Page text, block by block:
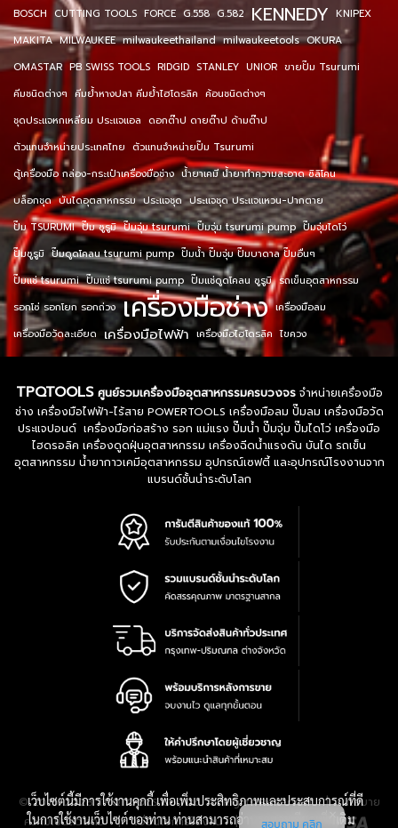
BOSCH CUTTING TOOLS FORCE G.558 G.582 KENNEDY KNIPEX
MAKITA MILWAUKEE milwaukeethailand milwaukeetools OKURA
OMASTAR PB SWISS TOOLS RIDGID STANLEY UNIOR ขายปั๊ม Tsurumi
คีมชนิดต่างๆ คีมย้ำหางปลา คีมย้ำไฮโดรลิค ค้อนชนิดต่างๆ
ชุดประแจหกเหลี่ยม ประแจแอล ดอกต๊าป ดายต๊าป ด้ามต๊าป
ตัวแทนจำหน่ายประเทศไทย ตัวแทนจำหน่ายปั๊ม Tsurumi
ตู้เครื่องมือ กล่อง-กระเป๋าเครื่องมือช่าง น้ำยาเคมี น้ำยาทำความสะอาด ซิลิโคน
บล็อกชุด บันไดอุตสาหกรรม ประแจชุด ประแจชุด ประแจแหวน-ปากตาย
ปั๊ม TSURUMI ปั๊ม ซูรูมิ ปั๊มจุ่ม tsurumi ปั๊มจุ่ม tsurumi pump ปั๊มจุ่มไดโว่
ปั๊มซูรูมิ ปั๊มดูดโคลน tsurumi pump ปั๊มน้ำ ปั๊มจุ่ม ปั๊มบาดาล ปั๊มอื่นๆ
ปั๊มแช่ tsurumi ปั๊มแช่ tsurumi pump ปั๊มแช่ดูดโคลน ซูรูมิ รถเข็นอุตสาหกรรม
รอกโซ่ รอกโยก รอกถ่วง เครื่องมือช่าง เครื่องมือลม
เครื่องมือวัดละเอียด เครื่องมือไฟฟ้า เครื่องมือไฮโดรลิค ไขควง
TPQTOOLS ศูนย์รวมเครื่องมืออุตสาหกรรมครบวงจรจำหน่ายเครื่องมือ
ช่าง เครื่องมือไฟฟ้า-ไร้สาย POWERTOOLS เครื่องมือลม ปั๊มลม เครื่องมือวัด
ประแจปอนด์ เครื่องมือก่อสร้าง รอก แม่แรง ปั๊มน้ำ ปั๊มจุ่ม ปั๊มไดโว่ เครื่องมือ
ไฮดรอลิค เครื่องดูดฝุ่นอุตสาหกรรม เครื่องฉีดน้ำแรงดัน บันได รถเข็น
อุตสาหกรรม น้ำยากาวเคมีอุตสาหกรรม อุปกรณ์เซฟตี้ และอุปกรณ์โรงงานจาก
แบรนด์ชั้นนำระดับโลก
© 2016-2028 TPQTOOLS Co., Ltd. All Rights Reserved.|นโยบาย
ความเป็นส่วนตัว|เงื่อนไขการใช้งาน| แผนที่สินค้า
เว็บไซต์นี้มีการใช้งานคุกกี้ เพื่อเพิ่มประสิทธิภาพและประสบการณ์ที่ดี
ในการใช้งานเว็บไซต์ของท่าน ท่านสามารถอ่านรายละเอียดเพิ่มเติม
สอบถาม คลิก